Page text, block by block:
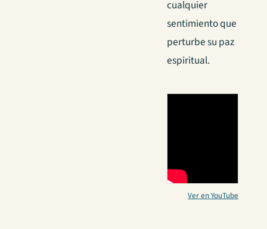
cualquier
sentimiento que
perturbe su paz
espiritual.
Ver en YouTube